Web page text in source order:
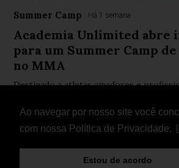
Ao navegar por nosso site você
com nossa Política de Privacidade.
Estou de acordo
Summer Camp Há 1 semana
Academia Unlimited abre
para um Summer Camp
no MMA
Destinado a atletas amadores e
Camp será orientado por Luís Barneto
WOW FC e campeão mundial IMMAF, Zé